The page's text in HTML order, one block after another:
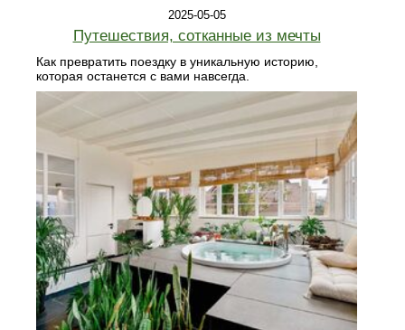
2025-05-05
Путешествия, сотканные из мечты
Как превратить поездку в уникальную историю,
которая останется с вами навсегда.